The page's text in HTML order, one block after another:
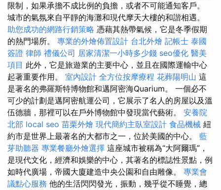
限制，如果承擔不成比例的負擔，或者不可能通知客戶。
城市的氣氛來自平靜的海灘和現代摩天大樓的和諧相遇。
助您成功的網路行銷策略 憑藉其熱帶氣候，它是冬季假期
的熱門場所。 專業的外燴佈置設計 台北外燴 記帳士 泰國
簽證 律師 禮儀公司 居家清潔一小時多少錢 seo優化 醫美
項目 此外，它是旅遊業的主要中心，並且在國際運輸中心
起著重要作用。 室內設計 全方位按摩療程 花葬陽明山 這
是著名的弗羅斯特博物館和邁阿密海Quarium。 一個必不
可少的計劃是邁阿密航運公司，它展示了名人的房屋以及溫
伍德牆，那裡可以在戶外博物館中發現當代藝術。 安養院
北部 local seo 苗栗外燴 現代簡約主臥室設計 食品機械 紐
約市是世界上最著名的大都市之一，位於美國的中心。 藍
芽助聽器 專業餐廳外燴選擇 這座城市被稱為“大阿爾瑪”，
是現代文化，經濟和娛樂的中心，其著名的標誌性景點，例
如時代廣場，帝國大廈建造中央公園和自由雕像。 專業會
議點心服務 他的生活閃閃發光，振動，幾乎從不睡覺，總